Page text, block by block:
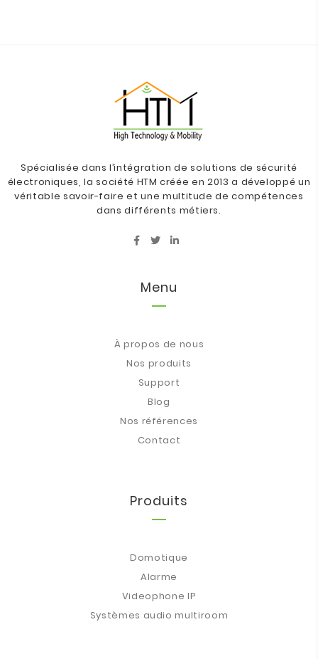
Spécialisée dans l’intégration de solutions de sécurité
électroniques, la société HTM créée en 2013 a développé un
véritable savoir-faire et une multitude de compétences
dans différents métiers.
Menu
À propos de nous
Nos produits
Support
Blog
Nos références
Contact
Produits
Domotique
Alarme
Videophone IP
Systèmes audio multiroom